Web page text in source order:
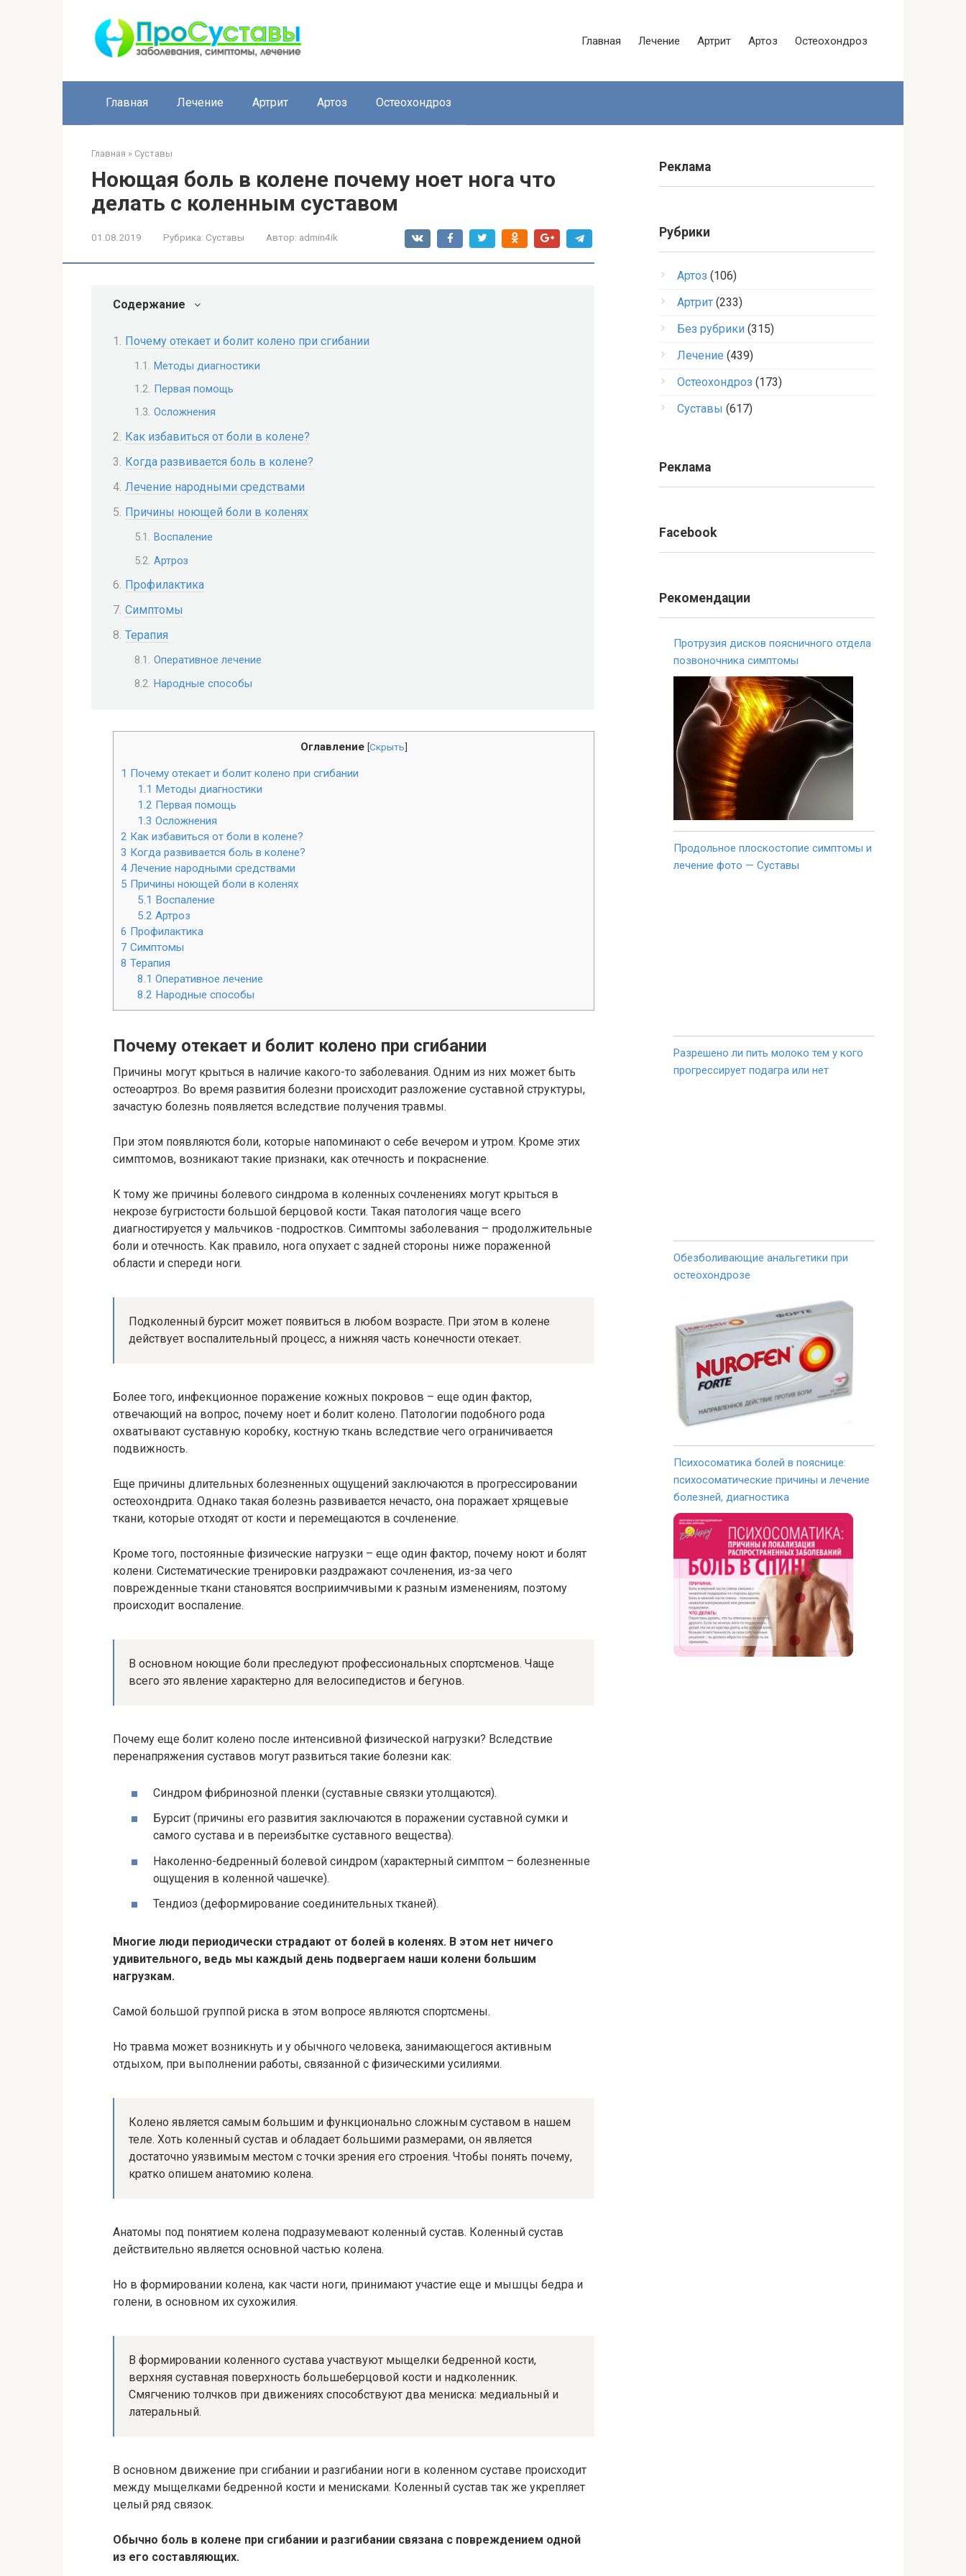
Главная Лечение Артрит Артоз Остеохондроз
Главная Лечение Артрит Артоз Остеохондроз
Главная » Суставы
Ноющая боль в колене почему ноет нога что
делать с коленным суставом
01.08.2019 Рубрика: Суставы Автор: admin4ik
Содержание
Почему отекает и болит колено при сгибании
Методы диагностики
Первая помощь
Осложнения
Как избавиться от боли в колене?
Когда развивается боль в колене?
Лечение народными средствами
Причины ноющей боли в коленях
Воспаление
Артроз
Профилактика
Симптомы
Терапия
Оперативное лечение
Народные способы
Оглавление [Скрыть]
1 Почему отекает и болит колено при сгибании
1.1 Методы диагностики
1.2 Первая помощь
1.3 Осложнения
2 Как избавиться от боли в колене?
3 Когда развивается боль в колене?
4 Лечение народными средствами
5 Причины ноющей боли в коленях
5.1 Воспаление
5.2 Артроз
6 Профилактика
7 Симптомы
8 Терапия
8.1 Оперативное лечение
8.2 Народные способы
Почему отекает и болит колено при сгибании
Причины могут крыться в наличие какого-то заболевания. Одним из них может быть
остеоартроз. Во время развития болезни происходит разложение суставной структуры,
зачастую болезнь появляется вследствие получения травмы.
При этом появляются боли, которые напоминают о себе вечером и утром. Кроме этих
симптомов, возникают такие признаки, как отечность и покраснение.
К тому же причины болевого синдрома в коленных сочленениях могут крыться в
некрозе бугристости большой берцовой кости. Такая патология чаще всего
диагностируется у мальчиков -подростков. Симптомы заболевания – продолжительные
боли и отечность. Как правило, нога опухает с задней стороны ниже пораженной
области и спереди ноги.
Подколенный бурсит может появиться в любом возрасте. При этом в колене
действует воспалительный процесс, а нижняя часть конечности отекает.
Более того, инфекционное поражение кожных покровов – еще один фактор,
отвечающий на вопрос, почему ноет и болит колено. Патологии подобного рода
охватывают суставную коробку, костную ткань вследствие чего ограничивается
подвижность.
Еще причины длительных болезненных ощущений заключаются в прогрессировании
остеохондрита. Однако такая болезнь развивается нечасто, она поражает хрящевые
ткани, которые отходят от кости и перемещаются в сочленение.
Кроме того, постоянные физические нагрузки – еще один фактор, почему ноют и болят
колени. Систематические тренировки раздражают сочленения, из-за чего
поврежденные ткани становятся восприимчивыми к разным изменениям, поэтому
происходит воспаление.
В основном ноющие боли преследуют профессиональных спортсменов. Чаще
всего это явление характерно для велосипедистов и бегунов.
Почему еще болит колено после интенсивной физической нагрузки? Вследствие
перенапряжения суставов могут развиться такие болезни как:
Синдром фибринозной пленки (суставные связки утолщаются).
Бурсит (причины его развития заключаются в поражении суставной сумки и
самого сустава и в переизбытке суставного вещества).
Наколенно-бедренный болевой синдром (характерный симптом – болезненные
ощущения в коленной чашечке).
Тендиоз (деформирование соединительных тканей).
Многие люди периодически страдают от болей в коленях. В этом нет ничего
удивительного, ведь мы каждый день подвергаем наши колени большим
нагрузкам.
Самой большой группой риска в этом вопросе являются спортсмены.
Но травма может возникнуть и у обычного человека, занимающегося активным
отдыхом, при выполнении работы, связанной с физическими усилиями.
Колено является самым большим и функционально сложным суставом в нашем
теле. Хоть коленный сустав и обладает большими размерами, он является
достаточно уязвимым местом с точки зрения его строения. Чтобы понять почему,
кратко опишем анатомию колена.
Анатомы под понятием колена подразумевают коленный сустав. Коленный сустав
действительно является основной частью колена.
Но в формировании колена, как части ноги, принимают участие еще и мышцы бедра и
голени, в основном их сухожилия.
В формировании коленного сустава участвуют мыщелки бедренной кости,
верхняя суставная поверхность большеберцовой кости и надколенник.
Смягчению толчков при движениях способствуют два мениска: медиальный и
латеральный.
В основном движение при сгибании и разгибании ноги в коленном суставе происходит
между мыщелками бедренной кости и менисками. Коленный сустав так же укрепляет
целый ряд связок.
Обычно боль в колене при сгибании и разгибании связана с повреждением одной
из его составляющих.
Реклама
Рубрики
Артоз (106)
Артрит (233)
Без рубрики (315)
Лечение (439)
Остеохондроз (173)
Суставы (617)
Реклама
Facebook
Рекомендации
Протрузия дисков поясничного отдела
позвоночника симптомы
Продольное плоскостопие симптомы и
лечение фото — Суставы
Разрешено ли пить молоко тем у кого
прогрессирует подагра или нет
Обезболивающие анальгетики при
остеохондрозе
Психосоматика болей в пояснице:
психосоматические причины и лечение
болезней, диагностика